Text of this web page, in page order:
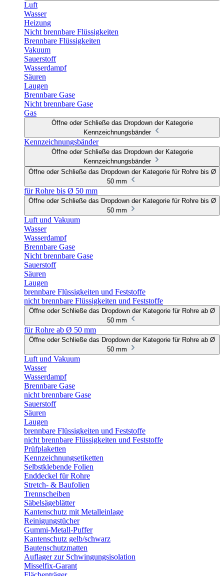
Luft
Wasser
Heizung
Nicht brennbare Flüssigkeiten
Brennbare Flüssigkeiten
Vakuum
Sauerstoff
Wasserdampf
Säuren
Laugen
Brennbare Gase
Nicht brennbare Gase
Gas
Öffne oder Schließe das Dropdown der Kategorie
Kennzeichnungsbänder
Kennzeichnungsbänder
Öffne oder Schließe das Dropdown der Kategorie
Kennzeichnungsbänder
Öffne oder Schließe das Dropdown der Kategorie für Rohre bis Ø
50 mm
für Rohre bis Ø 50 mm
Öffne oder Schließe das Dropdown der Kategorie für Rohre bis Ø
50 mm
Luft und Vakuum
Wasser
Wasserdampf
Brennbare Gase
Nicht brennbare Gase
Sauerstoff
Säuren
Laugen
brennbare Flüssigkeiten und Feststoffe
nicht brennbare Flüssigkeiten und Feststoffe
Öffne oder Schließe das Dropdown der Kategorie für Rohre ab Ø
50 mm
für Rohre ab Ø 50 mm
Öffne oder Schließe das Dropdown der Kategorie für Rohre ab Ø
50 mm
Luft und Vakuum
Wasser
Wasserdampf
Brennbare Gase
nicht brennbare Gase
Sauerstoff
Säuren
Laugen
brennbare Flüssigkeiten und Feststoffe
nicht brennbare Flüssigkeiten und Feststoffe
Prüfplaketten
Kennzeichnungsetiketten
Selbstklebende Folien
Enddeckel für Rohre
Stretch- & Baufolien
Trennscheiben
Säbelsägeblätter
Kantenschutz mit Metalleinlage
Reinigungstücher
Gummi-Metall-Puffer
Kantenschutz gelb/schwarz
Bautenschutzmatten
Auflager zur Schwingungsisolation
Misselfix-Garant